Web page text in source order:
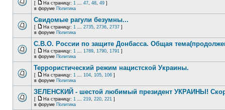
[ На страницу: 1 ... 47, 48, 49 ]
в форуме Политика
Свидомые рагули безумны...
[ На страницу: 1 ... 2735, 2736, 2737 ]
в форуме Политика
С.В.О. России по защите Донбасса. Общая
[ На страницу: 1 ... 1789, 1790, 1791 ]
в форуме Политика
Террористический режим нацистской Украины.
[ На страницу: 1 ... 104, 105, 106 ]
в форуме Политика
ЗЕЛЕНСКИЙ - шестой любимый президент УКРАИНЫ!
[ На страницу: 1 ... 219, 220, 221 ]
в форуме Политика